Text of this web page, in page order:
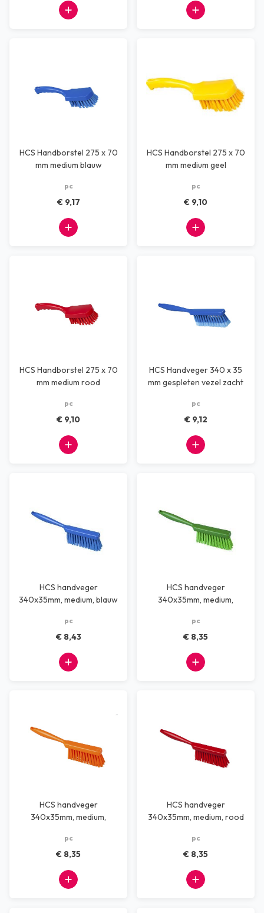
HCS Handborstel 275 x 70
mm medium blauw
pc
€ 9,17
HCS Handborstel 275 x 70
mm medium geel
pc
€ 9,10
HCS Handborstel 275 x 70
mm medium rood
pc
€ 9,10
HCS Handveger 340 x 35
mm gespleten vezel zacht
pc
€ 9,12
HCS handveger
340x35mm, medium, blauw
pc
€ 8,43
HCS handveger
340x35mm, medium,
pc
€ 8,35
HCS handveger
340x35mm, medium,
pc
€ 8,35
HCS handveger
340x35mm, medium, rood
pc
€ 8,35